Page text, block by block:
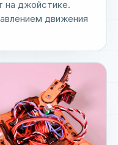
на джойстике.
движения